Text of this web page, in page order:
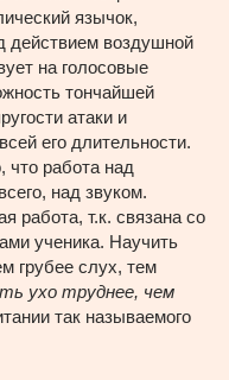
язычок,
действием воздушной
на голосовые
тончайшей
атаки и
его длительности.
что работа над
над звуком.
работа, т.к. связана со
ученика. Научить
грубее слух, тем
ухо труднее, чем
так называемого